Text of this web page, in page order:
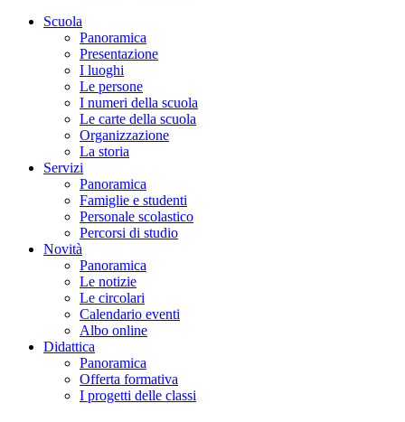
Scuola
Panoramica
Presentazione
I luoghi
Le persone
I numeri della scuola
Le carte della scuola
Organizzazione
La storia
Servizi
Panoramica
Famiglie e studenti
Personale scolastico
Percorsi di studio
Novità
Panoramica
Le notizie
Le circolari
Calendario eventi
Albo online
Didattica
Panoramica
Offerta formativa
I progetti delle classi